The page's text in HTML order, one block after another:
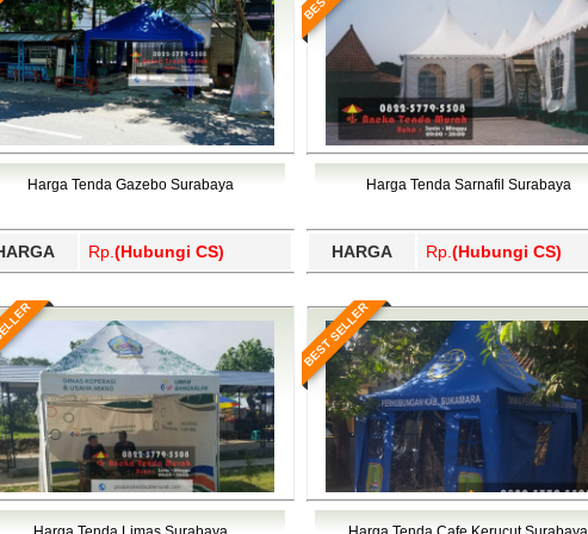
Harga Tenda Gazebo Surabaya
Rp. (Hubungi CS)
Harga Tenda Sarnafil Surabaya
HARGA Rp. (Hubungi CS)
BEST SELLER